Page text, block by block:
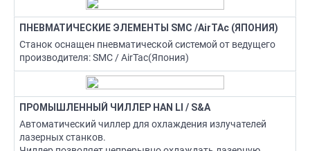
ПНЕВМАТИЧЕСКИЕ ЭЛЕМЕНТЫ SMC /AirTAc (ЯПОНИЯ)
Станок оснащен пневматической системой от ведущего
производителя: SMC / AirTac(Япония)
ПРОМЫШЛЕННЫЙ ЧИЛЛЕР HAN LI / S&A
Автоматический чиллер для охлаждения излучателей
лазерных станков.